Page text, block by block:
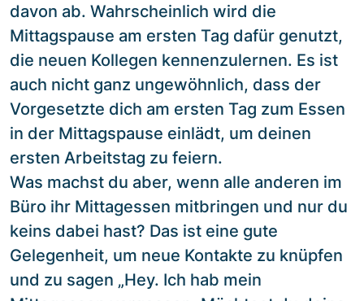
davon ab. Wahrscheinlich wird die
Mittagspause am ersten Tag dafür genutzt,
die neuen Kollegen kennenzulernen. Es ist
auch nicht ganz ungewöhnlich, dass der
Vorgesetzte dich am ersten Tag zum Essen
in der Mittagspause einlädt, um deinen
ersten Arbeitstag zu feiern.
Was machst du aber, wenn alle anderen im
Büro ihr Mittagessen mitbringen und nur du
keins dabei hast? Das ist eine gute
Gelegenheit, um neue Kontakte zu knüpfen
und zu sagen „Hey. Ich hab mein